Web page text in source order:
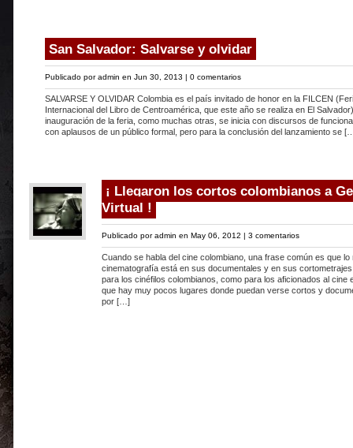
San Salvador: Salvarse y olvidar
Publicado poradmin en Jun 30, 2013 | 0 comentarios
SALVARSE Y OLVIDAR Colombia es el país invitado de honor en la FILCEN
Internacional del Libro de Centroamérica, que este año se realiza en El
inauguración de la feria, como muchas otras, se inicia con discursos de
con aplausos de un público formal, pero para la conclusión del lanzamiento se
¡ Llegaron los cortos colombianos a
Virtual !
Publicado poradmin en May 06, 2012 | 3 comentarios
Cuando se habla del cine colombiano, una frase común es que lo
cinematografía está en sus documentales y en sus
para los cinéfilos colombianos, como para los aficionados al cine
que hay muy pocos lugares donde puedan verse cortos y
por […]